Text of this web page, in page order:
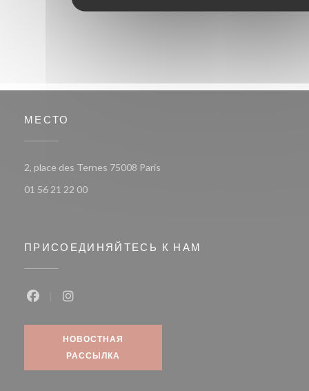
МЕСТО
2, place des Ternes 75008 Paris
01 56 21 22 00
ПРИСОЕДИНЯЙТЕСЬ К НАМ
НОВОСТНАЯ
РАССЫЛКА